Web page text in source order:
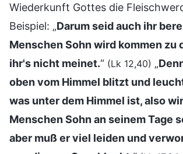
Wiederkunft Gottes die
Beispiel: „Darum seid auch ihr
Menschen Sohn wird kommen zu
ihr's nicht meinet.“ (Lk 12,40) „
oben vom Himmel blitzt und
was unter dem Himmel ist, also
Menschen Sohn an seinem Tage
aber muß er viel leiden und